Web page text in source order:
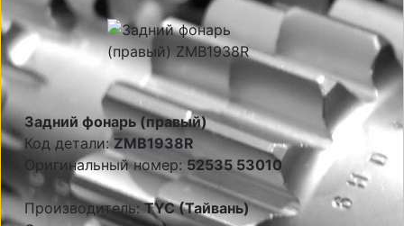
Задний фонарь (правый)
Код детали:ZMB1938R
Оригинальный номер: 52535 53010
Производитель:TYC (Тайвань)